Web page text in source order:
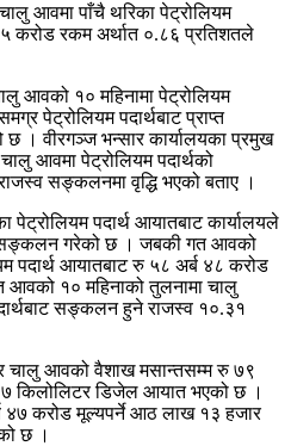
आवमा पाँचै थरिका पेट्रोलियम
करोड रकम अर्थात ०.८६ प्रतिशतले
आवको १० महिनामा पेट्रोलियम
पेट्रोलियम पदार्थबाट प्राप्त
छ । वीरगञ्ज भन्सार कार्यालयका प्रमुख
आवमा पेट्रोलियम पदार्थको
सङ्कलनमा वृद्धि भएको बताए ।
पेट्रोलियम पदार्थ आयातबाट कार्यालयले
गरेको छ । जबकी गत आवको
पदार्थ आयातबाट रु ५८ अर्ब ४८ करोड
१० महिनाको तुलनामा चालु
सङ्कलन हुने राजस्व १०.३१
चालु आवको वैशाख मसान्तसम्म रु ७९
किलोलिटर डिजेल आयात भएको छ ।
४७ करोड मूल्यपर्ने आठ लाख १३ हजार
छ ।